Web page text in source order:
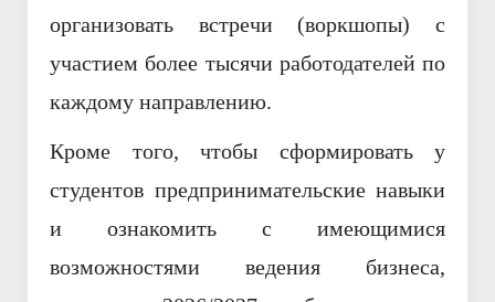
организовать встречи (воркшопы) с
участием более тысячи работодателей по
каждому направлению.
Кроме того, чтобы сформировать у
студентов предпринимательские навыки
и ознакомить с имеющимися
возможностями ведения бизнеса,